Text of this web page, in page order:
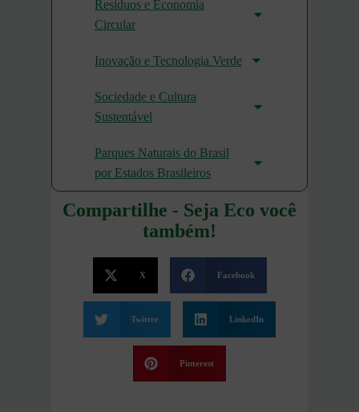
Resíduos e Economia
Circular
Inovação e Tecnologia Verde
Sociedade e Cultura
Sustentável
Parques Naturais do Brasil
por Estados Brasileiros
Compartilhe - Seja Eco você
também!
X Facebook
Twitter LinkedIn
Pinterest